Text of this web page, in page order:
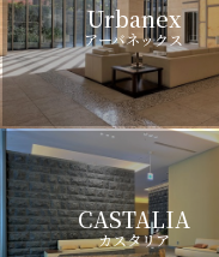
Urbanex
アーバネックス
CASTALIA
カスタリア